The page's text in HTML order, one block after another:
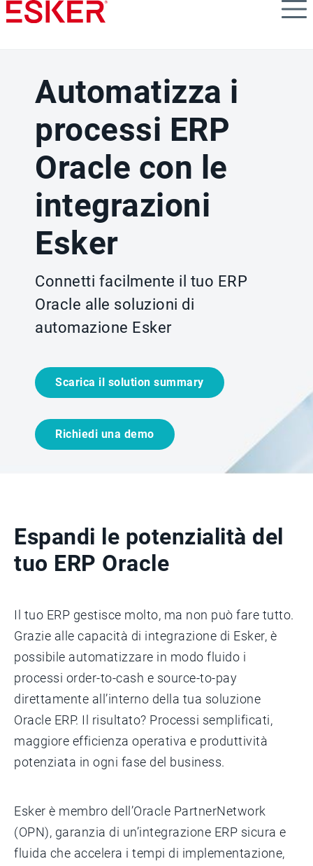
Skip
to
Automatizza i
processi ERP
Oracle con le
integrazioni
Esker
Connetti facilmente il tuo ERP
Oracle alle soluzioni di
automazione Esker
Scarica il solution summary
Richiedi una demo
Espandi le potenzialità del
tuo ERP Oracle
Il tuo ERP gestisce molto, ma non può fare tutto.
Grazie alle capacità di integrazione di Esker, è
possibile automatizzare in modo fluido i
processi order-to-cash e source-to-pay
direttamente all’interno della tua soluzione
Oracle ERP. Il risultato? Processi semplificati,
maggiore efficienza operativa e produttività
potenziata in ogni fase del business.
Esker è membro dell’Oracle PartnerNetwork
(OPN), garanzia di un’integrazione ERP sicura e
fluida che accelera i tempi di implementazione,